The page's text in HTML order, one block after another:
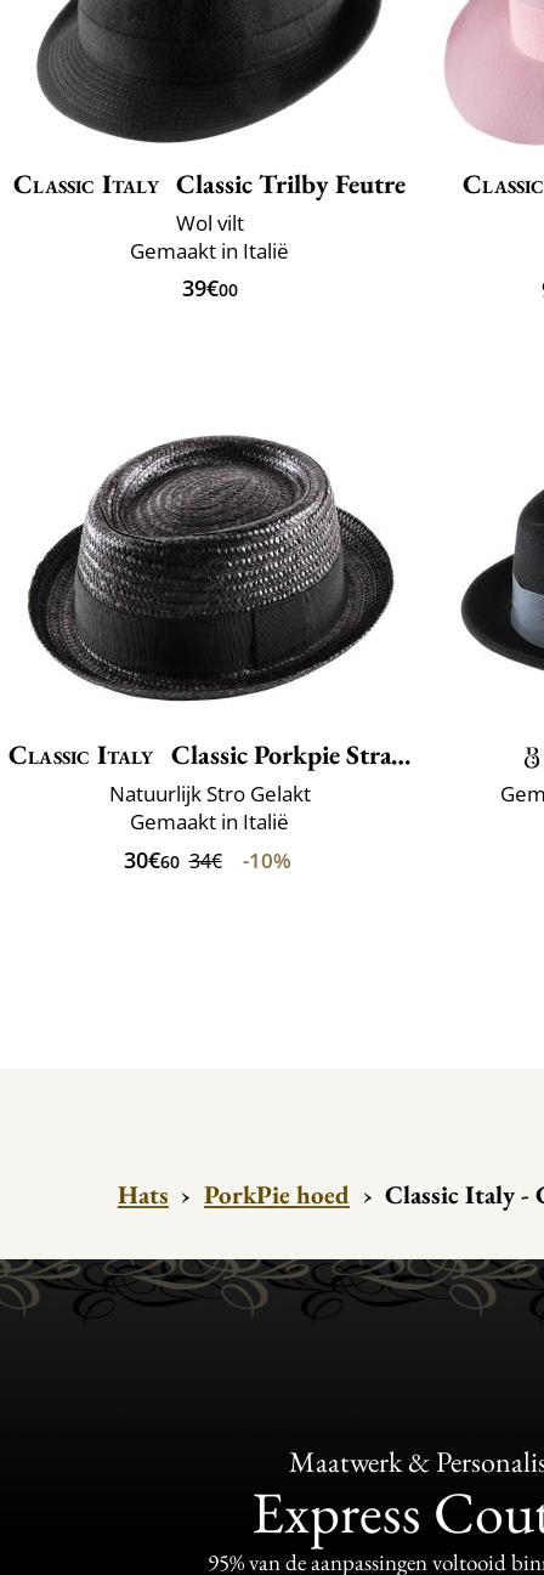
Classic Italy Classic Trilby Feutre
Wol vilt
Gemaakt in Italië
39€00
Classic Italy Classic Porkpie Straw
Natuurlijk Stro Gelakt
Gemaakt in Italië
30€60 34€ -10%
Hats › PorkPie hoed › Classic Italy -
Maatwerk &
Express
95% van de aanpassingen voltooid